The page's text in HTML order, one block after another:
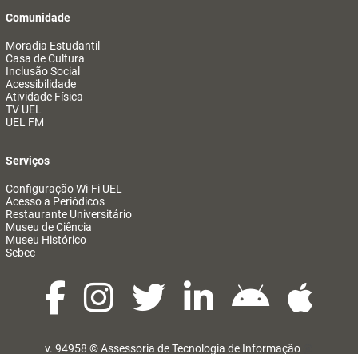
Comunidade
Moradia Estudantil
Casa de Cultura
Inclusão Social
Acessibilidade
Atividade Física
TV UEL
UEL FM
Serviços
Configuração Wi-Fi UEL
Acesso a Periódicos
Restaurante Universitário
Museu de Ciência
Museu Histórico
Sebec
v. 94958 ©Assessoria de Tecnologia de Informação